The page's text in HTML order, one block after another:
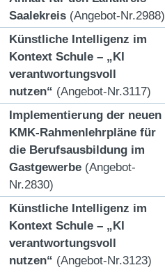
Saalekreis (Angebot-Nr.2988)
Künstliche Intelligenz im
Kontext Schule – „KI
verantwortungsvoll
nutzen“ (Angebot-Nr.3117)
Implementierung der neuen
KMK-Rahmenlehrpläne für
die Berufsausbildung im
Gastgewerbe (Angebot-
Nr.2830)
Künstliche Intelligenz im
Kontext Schule – „KI
verantwortungsvoll
nutzen“ (Angebot-Nr.3123)